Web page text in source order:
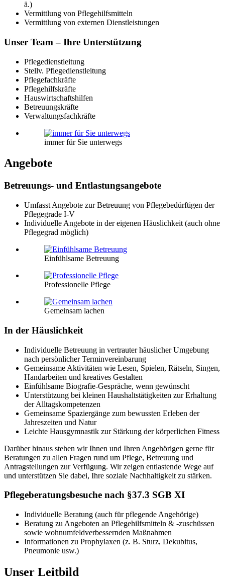
ä.)
Vermittlung von Pflegehilfsmitteln
Vermittlung von externen Dienstleistungen
Unser Team – Ihre Unterstützung
Pflegedienstleitung
Stellv. Pflegedienstleitung
Pflegefachkräfte
Pflegehilfskräfte
Hauswirtschaftshilfen
Betreuungskräfte
Verwaltungsfachkräfte
immer für Sie unterwegs
Angebote
Betreuungs- und Entlastungsangebote
Umfasst Angebote zur Betreuung von Pflegebedürftigen der
Pflegegrade I-V
Individuelle Angebote in der eigenen Häuslichkeit (auch ohne
Pflegegrad möglich)
Einfühlsame Betreuung
Professionelle Pflege
Gemeinsam lachen
In der Häuslichkeit
Individuelle Betreuung in vertrauter häuslicher Umgebung
nach persönlicher Terminvereinbarung
Gemeinsame Aktivitäten wie Lesen, Spielen, Rätseln, Singen,
Handarbeiten und kreatives Gestalten
Einfühlsame Biografie-Gespräche, wenn gewünscht
Unterstützung bei kleinen Haushaltstätigkeiten zur Erhaltung
der Alltagskompetenzen
Gemeinsame Spaziergänge zum bewussten Erleben der
Jahreszeiten und Natur
Leichte Hausgymnastik zur Stärkung der körperlichen Fitness
Darüber hinaus stehen wir Ihnen und Ihren Angehörigen gerne für
Beratungen zu allen Fragen rund um Pflege, Betreuung und
Antragstellungen zur Verfügung. Wir zeigen entlastende Wege auf
und unterstützen Sie dabei, Ihre soziale Nachhaltigkeit zu stärken.
Pflegeberatungsbesuche nach §37.3 SGB XI
Individuelle Beratung (auch für pflegende Angehörige)
Beratung zu Angeboten an Pflegehilfsmitteln & -zuschüssen
sowie wohnumfeldverbessernden Maßnahmen
Informationen zu Prophylaxen (z. B. Sturz, Dekubitus,
Pneumonie usw.)
Unser Leitbild